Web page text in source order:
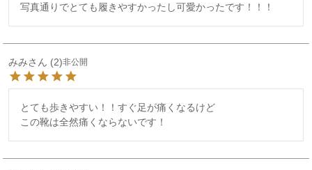
写真通りでとても履きやすかったし可愛かったです！！！
みみ 2 非公開
とても歩きやすい！！すぐ足が痛くなるけど